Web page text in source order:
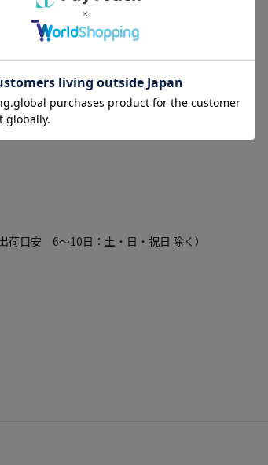
荷目安 6～10日：土・日・祝日 除く）